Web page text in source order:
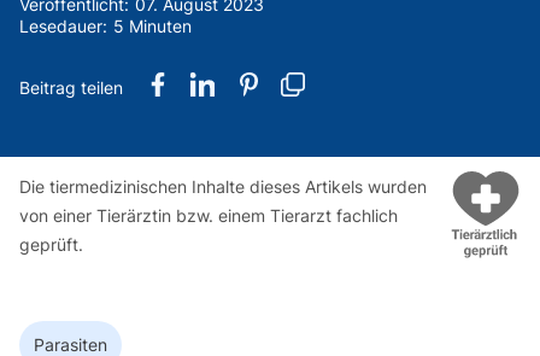
Veröffentlicht: 07. August 2023
Lesedauer: 5 Minuten
Die tiermedizinischen Inhalte dieses Artikels wurden
von einer Tierärztin bzw. einem Tierarzt fachlich
geprüft.
Parasiten